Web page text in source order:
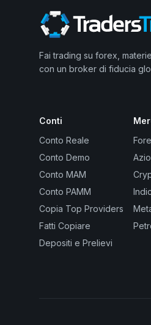
Fai trading su forex,
con un broker di fiducia
Conti
Conto Reale
Conto Demo
Conto MAM
Conto PAMM
Copia Top Providers
Fatti Copiare
Depositi e Prelievi